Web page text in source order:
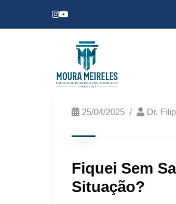
25/04/2025 Dr.
Fiquei Sem
Situação?